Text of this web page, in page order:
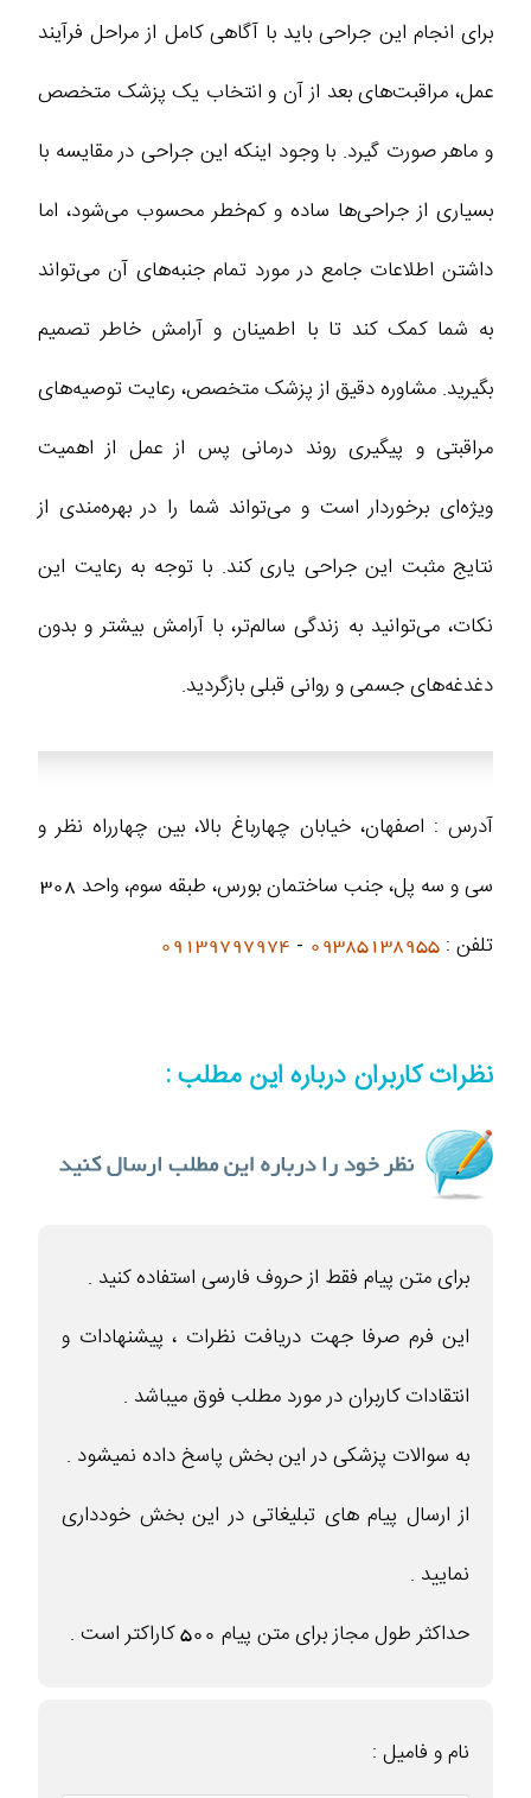
برای انجام این جراحی باید با آگاهی کامل از مراحل فرآیند
عمل، مراقبت‌های بعد از آن و انتخاب یک پزشک متخصص
و ماهر صورت گیرد. با وجود اینکه این جراحی در مقایسه با
بسیاری از جراحی‌ها ساده و کم‌خطر محسوب می‌شود، اما
داشتن اطلاعات جامع در مورد تمام جنبه‌های آن می‌تواند
به شما کمک کند تا با اطمینان و آرامش خاطر تصمیم
بگیرید. مشاوره دقیق از پزشک متخصص، رعایت توصیه‌های
مراقبتی و پیگیری روند درمانی پس از عمل از اهمیت
ویژه‌ای برخوردار است و می‌تواند شما را در بهره‌مندی از
نتایج مثبت این جراحی یاری کند. با توجه به رعایت این
نکات، می‌توانید به زندگی سالم‌تر، با آرامش بیشتر و بدون
دغدغه‌های جسمی و روانی قبلی بازگردید.
آدرس : اصفهان، خیابان چهارباغ بالا، بین چهارراه نظر و
سی و سه پل، جنب ساختمان بورس، طبقه سوم، واحد 308
تلفن : 09385138955
-
09139797974
نظرات کاربران درباره این مطلب :
برای متن پیام فقط از حروف فارسی استفاده کنید .
این فرم صرفا جهت دریافت نظرات ، پیشنهادات و
انتقادات کاربران در مورد مطلب فوق میباشد .
به سوالات پزشکی در این بخش پاسخ داده نمیشود .
از ارسال پیام های تبلیغاتی در این بخش خودداری
نمایید .
حداکثر طول مجاز برای متن پیام 500 کاراکتر است .
نام و فامیل :